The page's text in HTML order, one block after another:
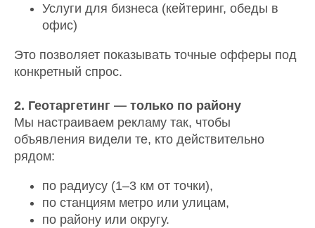
Услуги для бизнеса (кейтеринг, обеды в
офис)
Это позволяет показывать точные офферы под
конкретный спрос.
2. Геотаргетинг — только по району
Мы настраиваем рекламу так, чтобы
объявления видели те, кто действительно
рядом:
по радиусу (1–3 км от точки),
по станциям метро или улицам,
по району или округу.